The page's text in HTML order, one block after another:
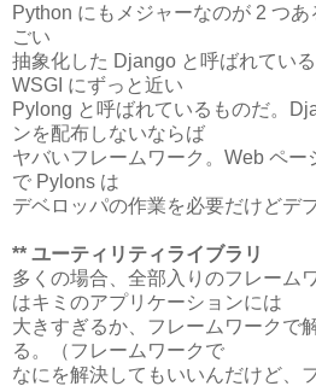
Python にもメジャーなのが 2 つ
ごい
抽象化した Django と呼ばれてい
WSGI にずっと近い
Pylong と呼ばれているものだ。
ンを配布しないならば
ヤバいフレームワーク。Web ペ
で Pylons は
デベロッパの作業を必要だけどデ
** ユーティリティライブラリ
多くの場合、全部入りのフレーム
はキミのアプリケーションには
大きすぎるか、フレームワークで
る。（フレームワークで
なにを解決してもいいんだけど、